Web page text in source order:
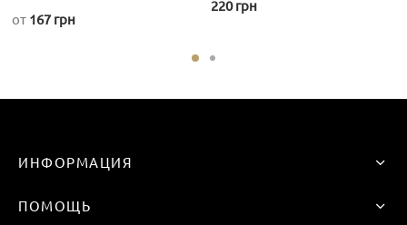
от 167грн
несколько
можно
на
220грн
ПОМОЩЬ
ИНФОРМАЦИЯ